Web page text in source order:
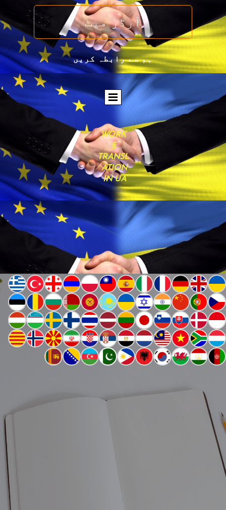
آرڈر میٹ
ہم سے رابطہ کریں
WORK
§
TRANSL
ATION
IN UA